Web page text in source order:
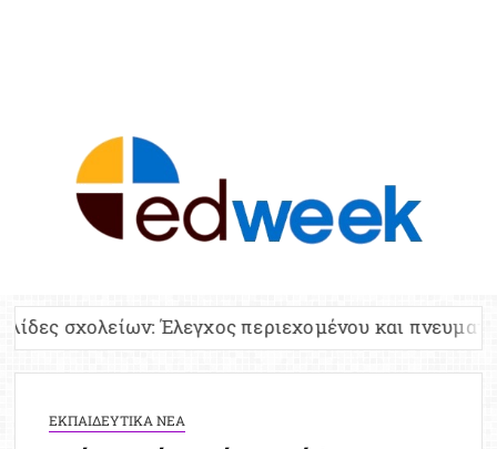
Έλεγχος περιεχομένου και πνευματικών
ΕΚΠΑΙΔΕΥΤΙΚΑ ΝΕΑ